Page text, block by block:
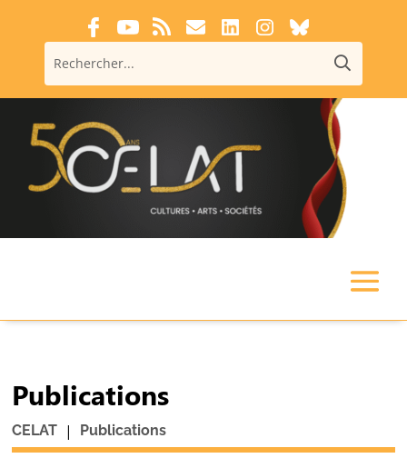
Publications
CELAT | Publications